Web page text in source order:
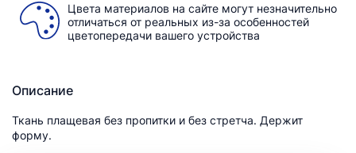
Цвета материалов на сайте могут незначительно
отличаться от реальных из-за особенностей
цветопередачи вашего устройства
Описание
Ткань плащевая без пропитки и без стретча. Держит
форму.